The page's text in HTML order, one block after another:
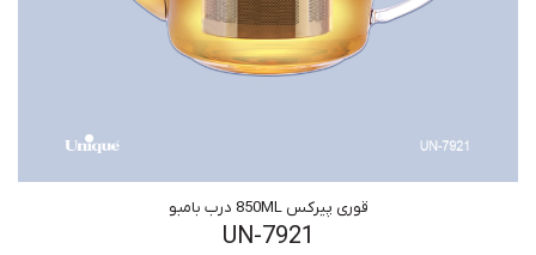
قوری پیرکس 850ML درب بامبو
UN-7921